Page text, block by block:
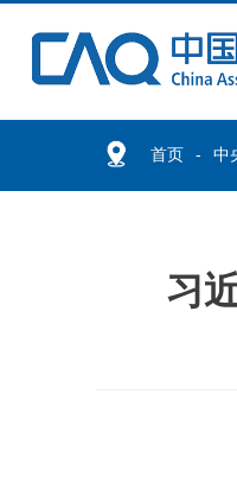
首页 中
习